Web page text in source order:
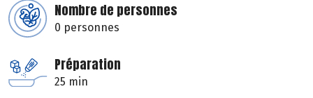
Nombre de personnes
0 personnes
Préparation
25 min